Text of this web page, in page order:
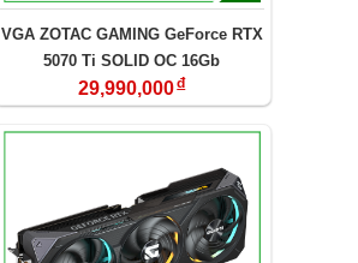
VGA ZOTAC GAMING GeForce RTX
5070 Ti SOLID OC 16Gb
29,990,000đ